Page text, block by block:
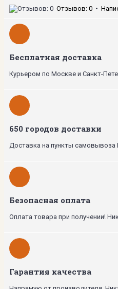
Отзывов: 0 •
Бесплатная доставка
Курьером по Москве и Санкт-
650 городов доставки
Доставка на пункты самовывоза
Безопасная оплата
Оплата товара при получении!
Гарантия качества